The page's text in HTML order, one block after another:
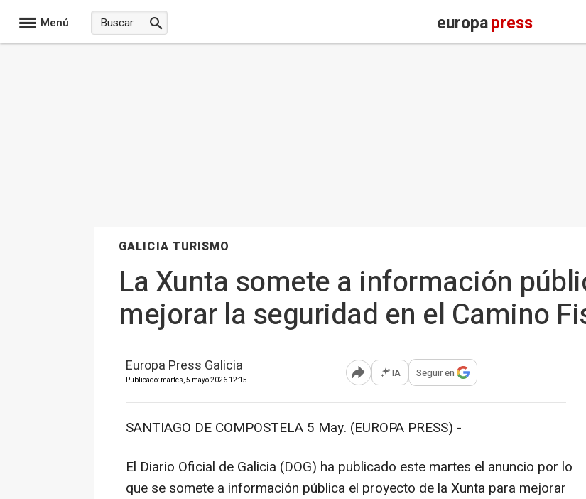
Menú europapress
GALICIA TURISMO
La Xunta somete a información
mejorar la seguridad en el Camino
Europa Press Galicia
Publicado: martes, 5 mayo 2026 12:15 Abrir opciones para compartir
IA Seguir en
SANTIAGO DE COMPOSTELA 5 May. (EUROPA PRESS) -
El Diario Oficial de Galicia (DOG) ha publicado este martes el anuncio por lo
que se somete a información pública el proyecto de la Xunta para mejorar